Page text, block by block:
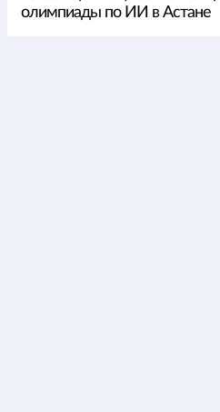
олимпиады по ИИ в Астане